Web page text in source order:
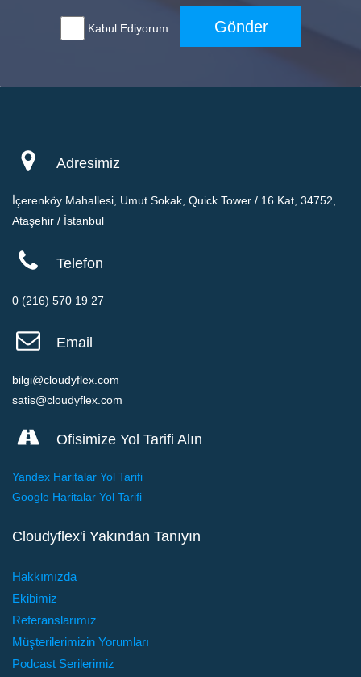
bilgilerin yasalar gereğince muhafazası, Cloudyflex’in ürün /
hizmet sunması, tedarikçi ya da üreticilerden ürün ve/veya
hizmet tedariki sağlaması ve/veya bu konuda sözleşmeli ya
gerçekleştirilmesi için her türlü kanallar aracılığıyla
bağlı fiili gereklilikler halinde yurtiçi veya yurtdışındaki üçüncü
kişilere paylaşılmasına açık rızamla onay veriyorum.
Kabul Ediyorum Gönder
Adresimiz
İçerenköy Mahallesi, Umut Sokak, Quick Tower / 16.Kat, 34752,
Ataşehir / İstanbul
Telefon
0 (216) 570 19 27
Email
bilgi@cloudyflex.com
satis@cloudyflex.com
Ofisimize Yol Tarifi Alın
Yandex Haritalar Yol Tarifi
Google Haritalar Yol Tarifi
Cloudyflex'i Yakından Tanıyın
Hakkımızda
Ekibimiz
Referanslarımız
Müşterilerimizin Yorumları
Podcast Serilerimiz